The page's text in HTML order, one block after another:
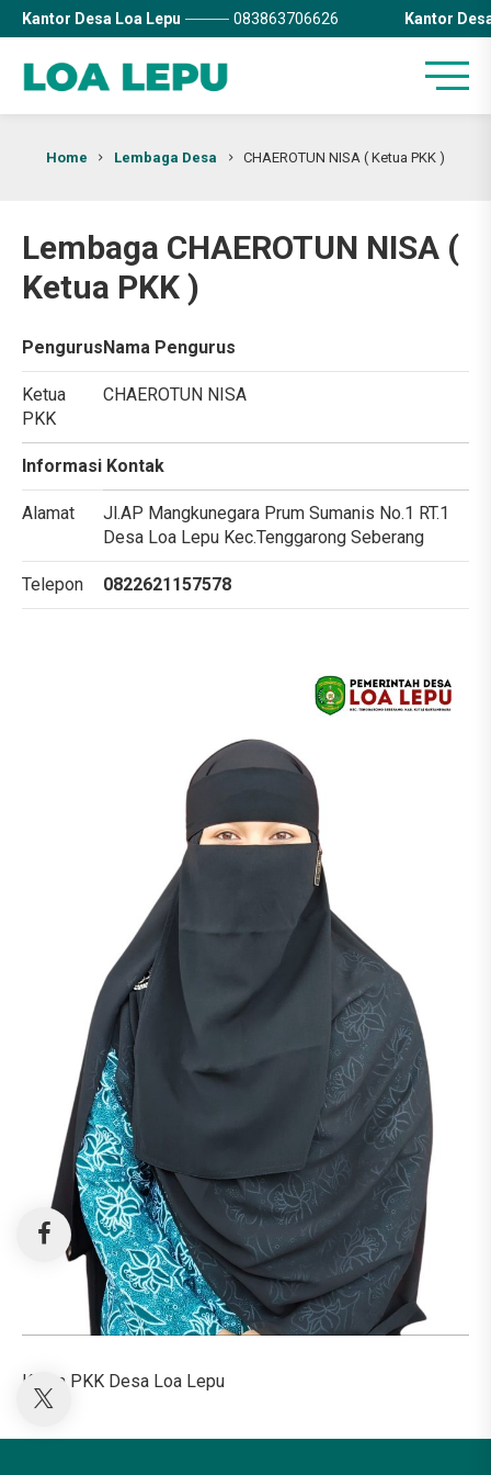
Kantor Desa Loa Lepu 083863706626 Kantor
Home Lembaga Desa CHAEROTUN NISA ( Ketua PKK )
Lembaga CHAEROTUN NISA (
Ketua PKK )
PengurusNama Pengurus
Ketua
PKK
CHAEROTUN NISA
Informasi Kontak
Alamat
Jl.AP Mangkunegara Prum Sumanis No.1 RT.1
Desa Loa Lepu Kec.Tenggarong Seberang
Telepon 0822621157578
Ketua PKK Desa Loa Lepu